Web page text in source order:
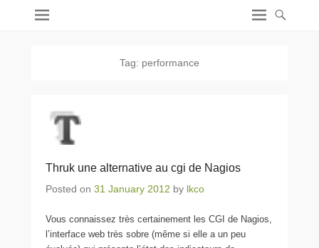
Tag: performance
Thruk une alternative au cgi de Nagios
Posted on 31 January 2012 by lkco
Vous connaissez très certainement les CGI de Nagios,
l’interface web très sobre (même si elle a un peu